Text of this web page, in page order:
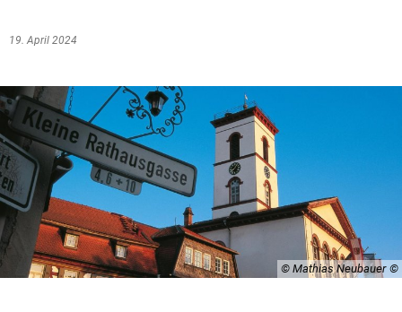
19. April 2024
© Mathias Neubauer